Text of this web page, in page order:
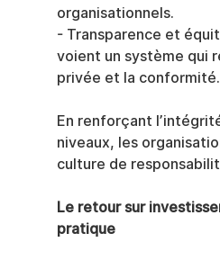
organisationnels.
- Transparence et
voient un système qui
privée et la conformité.
En renforçant
niveaux, les
culture de
Le retour sur
pratique